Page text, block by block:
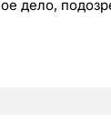
дело,